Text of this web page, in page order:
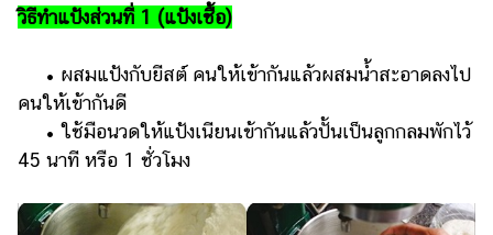
วิธีทำแป้งส่วนที่ 1 (แป้งเชื้อ)
• ผสมแป้งกับยีสต์ คนให้เข้ากันแล้วผสมน้ำสะอาดลงไป
คนให้เข้ากันดี
• ใช้มือนวดให้แป้งเนียนเข้ากันแล้วปั้นเป็นลูกกลมพักไว้
45 นาที หรือ 1 ชั่วโมง